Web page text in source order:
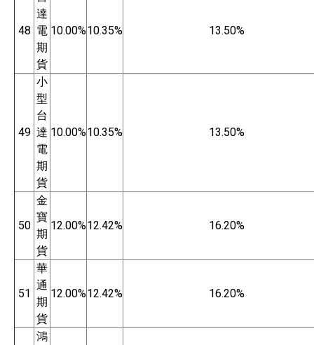
48
達
電
期
貨
10.00%10.35% 13.50%
49
小
型
台
達
電
期
貨
10.00%10.35% 13.50%
50
金
寶
期
貨
12.00%12.42% 16.20%
51
華
通
期
貨
12.00%12.42% 16.20%
鴻